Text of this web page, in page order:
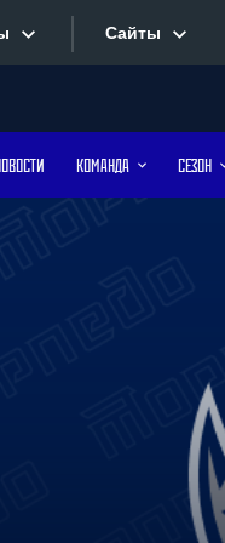
Боброва
Лада
Сайты
Фотобанк
КОМАНДА СЕЗОН